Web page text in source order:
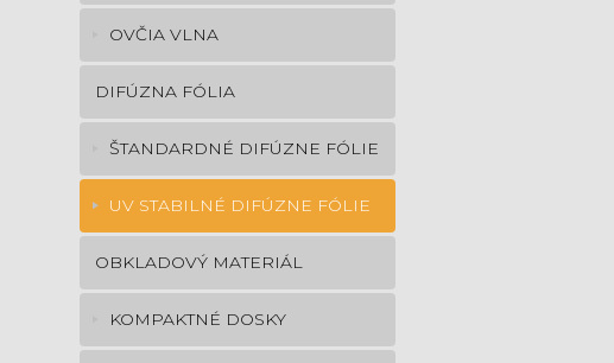
OVČIA VLNA
DIFÚZNA FÓLIA
ŠTANDARDNÉ DIFÚZNE FÓLIE
UV STABILNÉ DIFÚZNE FÓLIE
OBKLADOVÝ MATERIÁL
KOMPAKTNÉ DOSKY